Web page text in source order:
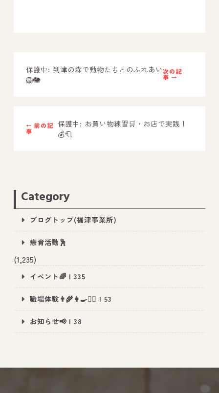
スタッフブログ
－ 春日事業所のブログ
All Peace｜オールピース
Instagram 事業所紹介動画
オールピース代表の部屋
次の記
事 →
保護中: 到津の森で動物たちとのふれあい
🦁🐘
← 前の記
事
保護中: お買い物練習🛒・お店で実践！
💰🧻
Category
ブログトップ(福津事業所)
療育活動🕺
(1,235)
イベント🌈 | 335
職場体験👨‍🌾👩‍🍳👮‍♂️ | 53
お知らせ📢 | 38